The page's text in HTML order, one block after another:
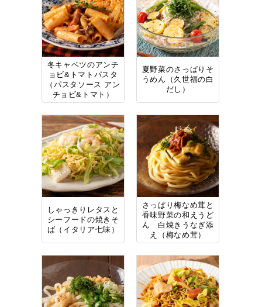
冬キャベツのアンチ
ョビ&トマトパスタ
（パスタソース アン
チョビ&トマト）
夏野菜のさっぱりそ
うめん（久世福の白
だし）
しゃっきりレタスと
シーフードの焼きそ
ば（イタリア七味）
さっぱり梅なめ茸と
香味野菜の和えうど
ん 白焼きうなぎ添
え（梅なめ茸）